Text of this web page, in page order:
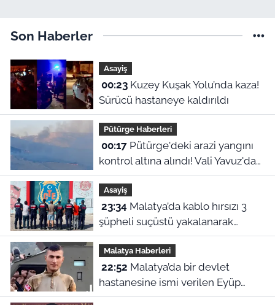
Son Haberler
Asayiş
00:23Kuzey Kuşak Yolu’nda kaza!
Sürücü hastaneye kaldırıldı
Pütürge Haberleri
00:17Pütürge'deki arazi yangını
kontrol altına alındı! Vali Yavuz'dan
çağrı
Asayiş
23:34
şüpheli suçüstü yakalanarak
tutuklandı
Malatya Haberleri
22:52
hastanesine ismi verilen Eyüp
Hacıoğlu kimdir? İşte duygu dolu